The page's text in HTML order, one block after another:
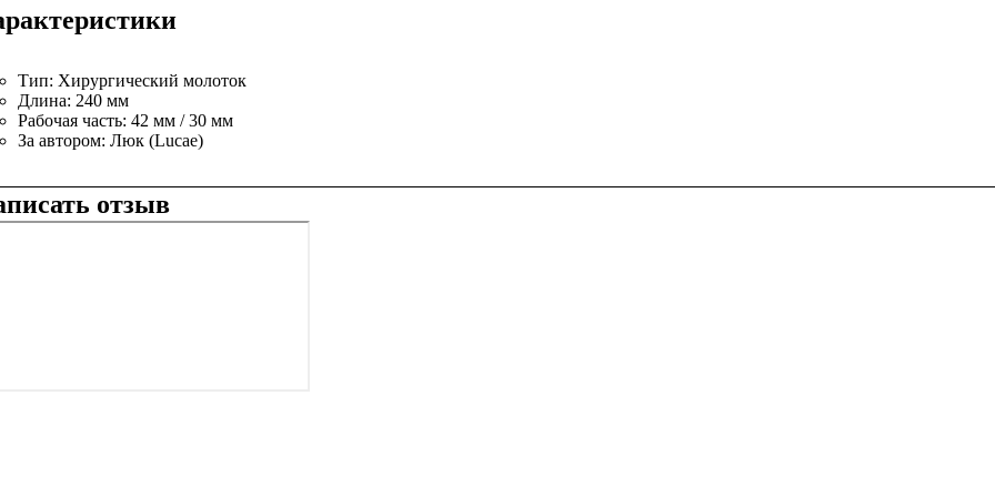
Тип: Хирургический молоток
Длина: 240 мм
Рабочая часть:42 мм / 30 мм
За автором:Люк (Lucae)
отзыв